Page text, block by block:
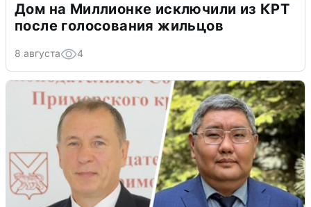
Дом на Миллионке исключили из КРТ
после голосования жильцов
8 августа 4